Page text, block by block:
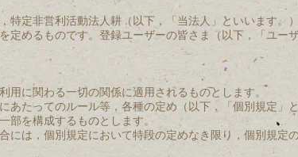
特定非営利活動法人耕（以下，「当法人」といいます。
定めるものです。登録ユーザーの皆さま（以下，「ユー
用に関わる一切の関係に適用されるものとします。
あたってのルール等，各種の定め（以下，「個別規定」
部を構成するものとします。
は，個別規定において特段の定めなき限り，個別規定